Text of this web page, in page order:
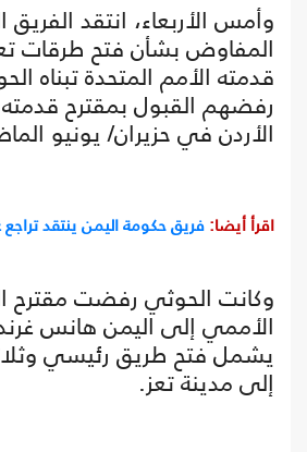
وأمس الأربعاء، انتقد
المفاوض بشأن فتح طرقات
قدمته الأمم المتحدة تبناه
رفضهم القبول بمقترح
الأردن في حزيران/ يونيو
اقرأ أيضا: فريق حكومة اليمن ينتقد
وكانت الحوثي رفضت مقترح
الأممي إلى اليمن هانس
يشمل فتح طريق رئيسي
إلى مدينة تعز.